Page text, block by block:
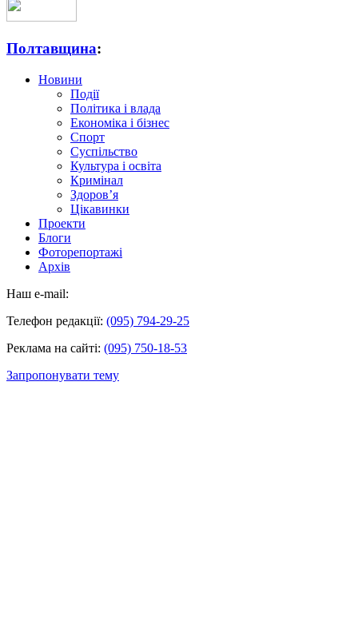
Полтавщина:
Новини
Події
Політика і влада
Економіка і бізнес
Спорт
Суспільство
Культура і освіта
Кримінал
Здоров’я
Цікавинки
Проекти
Блоги
Фоторепортажі
Архів
Наш e-mail:
Телефон редакції: (095) 794-29-25
Реклама на сайті: (095) 750-18-53
Запропонувати тему